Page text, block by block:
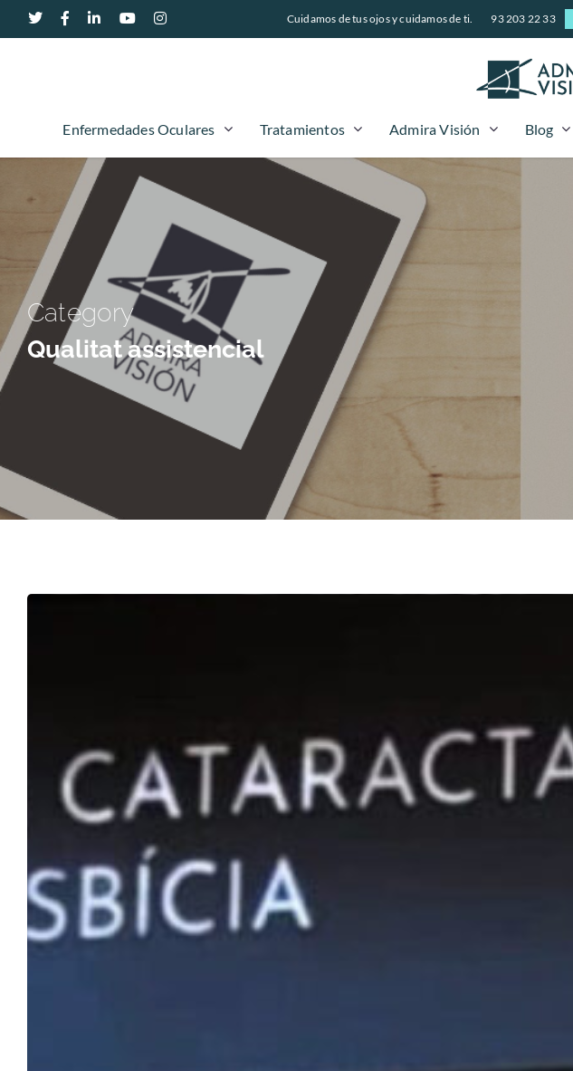
Cuidamos de tus ojos y cuidamos de ti. 93 203 22 33
Hit enter to search or ESC to close
Enfermedades Oculares Tratamientos Admira Visión Blog
Category
Qualitat assistencial